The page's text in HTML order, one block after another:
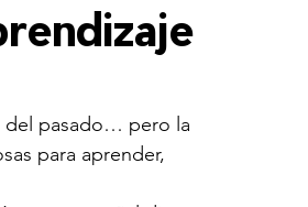
del pasado… pero la
para aprender,